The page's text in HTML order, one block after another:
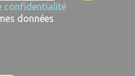
confidentialité
données